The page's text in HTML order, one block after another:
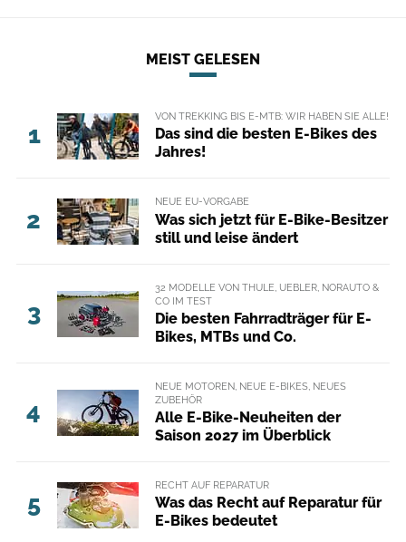
MEIST GELESEN
1
VON TREKKING BIS E-MTB: WIR HABEN SIE ALLE!
Das sind die besten E-Bikes des
Jahres!
2
NEUE EU-VORGABE
Was sich jetzt für E-Bike-Besitzer
still und leise ändert
3
32 MODELLE VON THULE, UEBLER, NORAUTO &
CO IM TEST
Die besten Fahrradträger für E-
Bikes, MTBs und Co.
4
NEUE MOTOREN, NEUE E-BIKES, NEUES
ZUBEHÖR
Alle E-Bike-Neuheiten der
Saison 2027 im Überblick
5
RECHT AUF REPARATUR
Was das Recht auf Reparatur für
E-Bikes bedeutet